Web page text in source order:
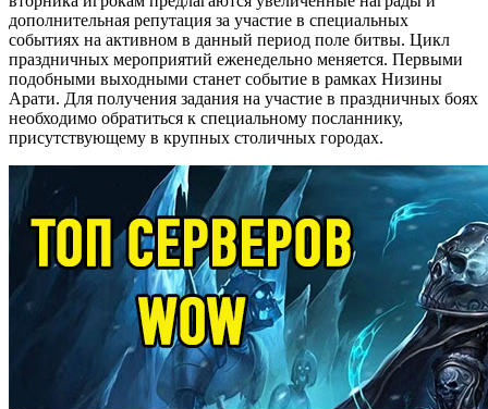
дополнительная репутация за участие в специальных
событиях на активном в данный период поле битвы. Цикл
праздничных мероприятий еженедельно меняется. Первыми
подобными выходными станет событие в рамках Низины
Арати. Для получения задания на участие в праздничных боях
необходимо обратиться к специальному посланнику,
присутствующему в крупных столичных городах.